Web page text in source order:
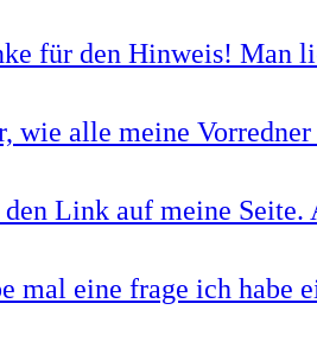
für den Hinweis! Man
wie alle meine
Link auf meine
mal eine frage ich habe